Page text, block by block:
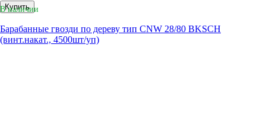
Купить
В наличии
Барабанные гвозди по дереву тип CNW 28/80 BKSCH
(винт.накат., 4500шт/уп)